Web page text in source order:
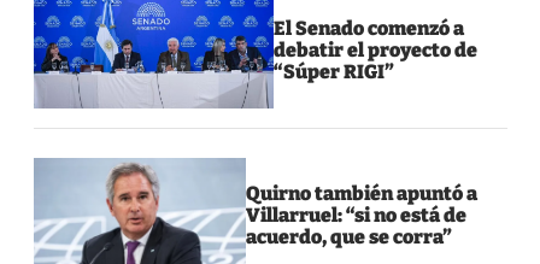
El Senado comenzó a
debatir el proyecto de
“Súper RIGI”
Quirno también apuntó a
Villarruel: “si no está de
acuerdo, que se corra”